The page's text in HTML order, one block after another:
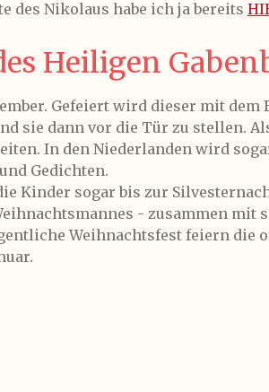
des Nikolaus habe ich ja bereits
Heiligen
Gefeiert wird dieser mit
sie dann vor die Tür zu stellen.
In den Niederlanden wird
Gedichten.
Kinder sogar bis zur
- zusammen mit
Weihnachtsfest feiern